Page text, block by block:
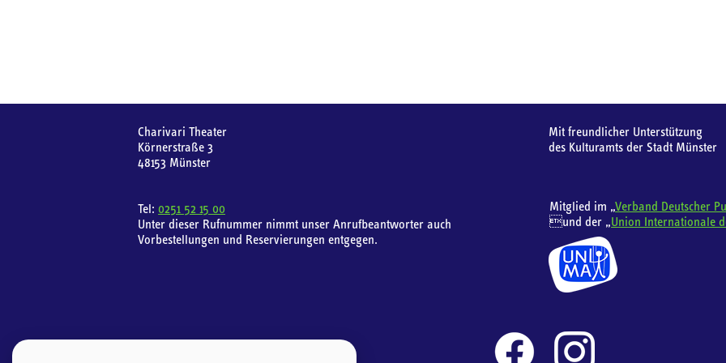
Charivari Theater
Körnerstraße 3
48153 Münster
Tel:0251 52 15 00
Unter dieser Rufnummer nimmt unser Anrufbeantworter auch
Vorbestellungen und Reservierungen entgegen.
Mit freundlicher Unterstützung
des Kulturamts der Stadt Münster
Mitglied im „Verband Deutscher
und der „Union Internationale